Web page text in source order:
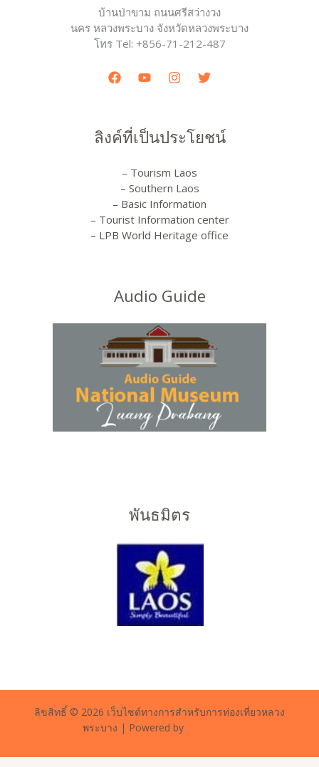
บ้านป่าขาม ถนนศรีสว่างวง
นคร หลวงพระบาง จังหวัดหลวงพระบาง
โทร Tel: +856-71-212-487
ลิงค์ที่เป็นประโยชน์
– Tourism Laos
– Southern Laos
– Basic Information
– Tourist Information center
– LPB World Heritage office
Audio Guide
พันธมิตร
ลิขสิทธิ์ © 2026 เว็บไซต์ทางการสำหรับการท่องเที่ยวหลวง
พระบาง | Powered by